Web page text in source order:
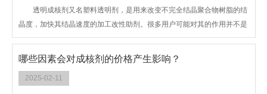
透明成核剂又名塑料透明剂，是用来改变不完全结晶聚合物树脂的结
晶度，加快其结晶速度的加工改性助剂。很多用户可能对其的作用并不是
很了解，所以下面就其进行详细的介绍。
哪些因素会对成核剂的价格产生影响？
2025-02-11